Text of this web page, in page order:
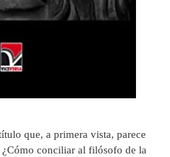
que, a primera vista, parece
conciliar al filósofo de la